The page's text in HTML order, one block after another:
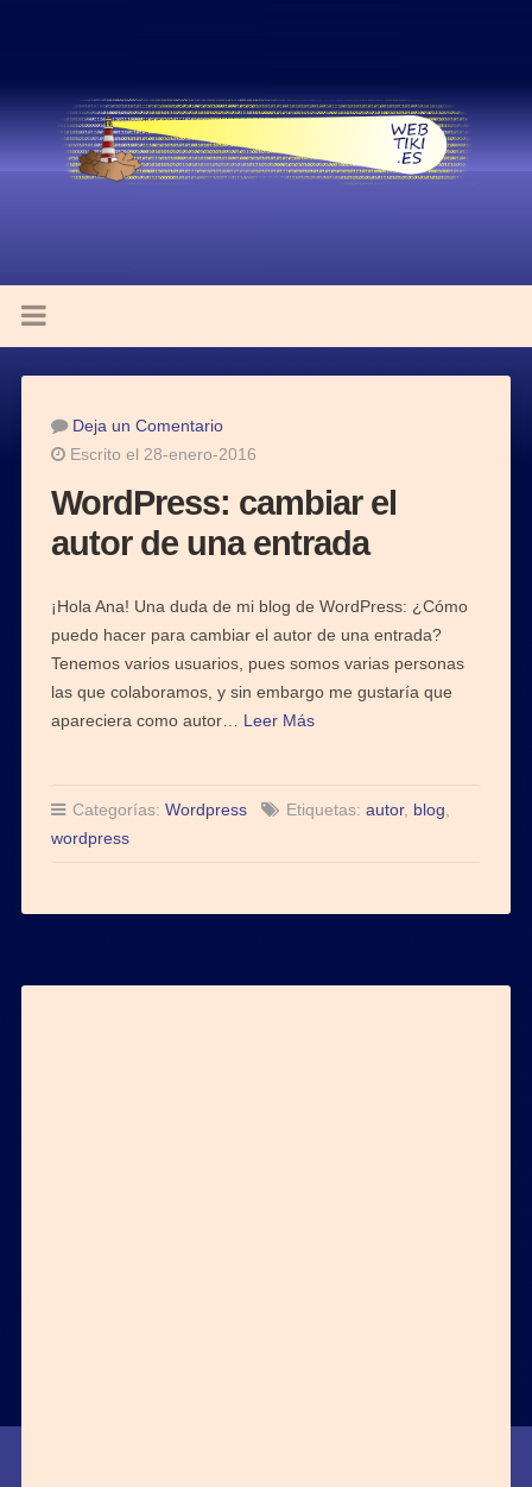
Deja un Comentario
Escrito el 28-enero-2016
WordPress: cambiar el
autor de una entrada
¡Hola Ana! Una duda de mi blog de WordPress: ¿Cómo
puedo hacer para cambiar el autor de una entrada?
Tenemos varios usuarios, pues somos varias personas
las que colaboramos, y sin embargo me gustaría que
apareciera como autor… Leer Más
Categorías: Wordpress Etiquetas: autor, blog
wordpress